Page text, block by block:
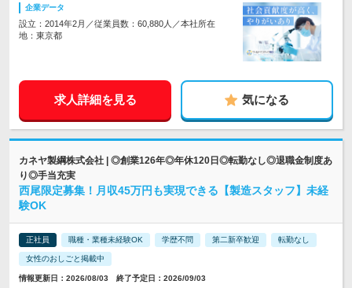
企業データ
設立：2014年2月／従業員数：60,880人／本社所在
地：東京都
求人詳細を見る 気になる
カネヤ製綱株式会社 | ◎創業126年◎年休120日◎転勤なし◎退職金制度あ
り◎手当充実
西尾限定募集！月収45万円も実現できる【製造スタッフ】未経
験OK
正社員 職種・業種未経験OK 学歴不問 第二新卒歓迎 転勤なし
女性のおしごと掲載中
情報更新日：2026/08/03 終了予定日：2026/09/03